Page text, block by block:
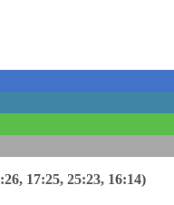
17:25, 25:23, 16:14)